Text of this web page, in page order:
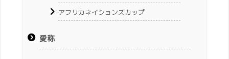
アフリカネイションズカップ
愛称